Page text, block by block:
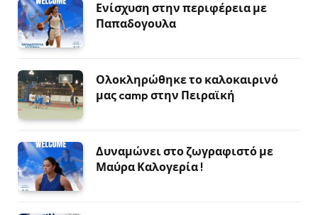
Ενίσχυση στην περιφέρεια με
Παπαδογουλα
Ολοκληρώθηκε το καλοκαιρινό
μας camp στην Πειραϊκή
Δυναμώνει στο ζωγραφιστό με
Μαύρα Καλογερία !